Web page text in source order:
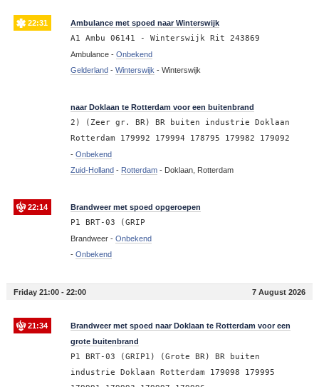
22:31 Ambulance met spoed naar Winterswijk
A1 Ambu 06141 - Winterswijk Rit 243869
Ambulance - Onbekend
Gelderland- Winterswijk - Winterswijk
naar Doklaan te Rotterdam voor een buitenbrand
2) (Zeer gr. BR) BR buiten industrie Doklaan
Rotterdam 179992 179994 178795 179982 179092
- Onbekend
Zuid-Holland- Rotterdam- Doklaan, Rotterdam
22:14 Brandweer met spoed opgeroepen
P1 BRT-03 (GRIP
Brandweer - Onbekend
- Onbekend
Friday 21:00 - 22:00 7 August 2026
21:34
Brandweer met spoed naar Doklaan te Rotterdam voor een
grote buitenbrand
P1 BRT-03 (GRIP1) (Grote BR) BR buiten
industrie Doklaan Rotterdam 179098 179995